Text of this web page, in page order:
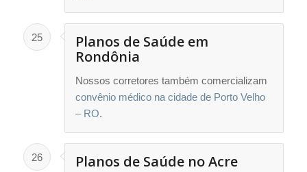
25
Planos de Saúde em
Rondônia
Nossos corretores também comercializam
convênio médico na cidade de Porto Velho
– RO.
26 Planos de Saúde no Acre